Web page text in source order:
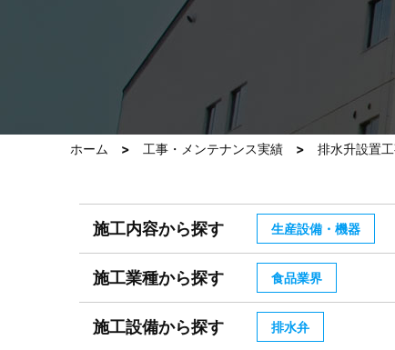
ホーム 工事・メンテナンス実績 排水升設置
施工内容から探す 生産設備・機器
施工業種から探す 食品業界
施工設備から探す 排水弁